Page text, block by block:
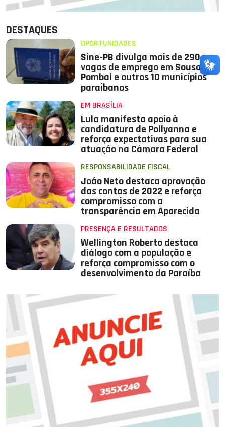
DESTAQUES
OPORTUNIDADES
Sine-PB divulga mais de 290
vagas de emprego em Sousa,
Pombal e outros 10 municípios
paraibanos
EM BRASÍLIA
Lula manifesta apoio à
candidatura de Pollyanna e
reforça expectativas para sua
atuação na Câmara Federal
RESPONSABILIDADE FISCAL
João Neto destaca aprovação
das contas de 2022 e reforça
compromisso com a
transparência em Aparecida
PRESENÇA E RESULTADOS
Wellington Roberto destaca
diálogo com a população e
reforça compromisso com o
desenvolvimento da Paraíba